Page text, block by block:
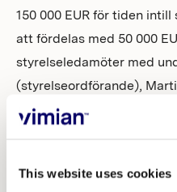
This website uses cookies
150 000 EUR för tiden
att fördelas med 50 000
styrelseledamöter med
(styrelseordförande),
Bonnier som avstod från
räkning.